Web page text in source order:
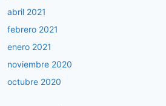
abril 2021
febrero 2021
enero 2021
noviembre 2020
octubre 2020